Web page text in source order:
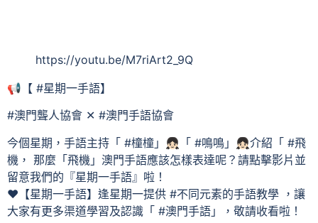
https://youtu.be/M7riArt2_9Q
📢【 #星期一手語】
#澳門聾人協會 ✕ #澳門手語協會
今個星期，手語主持「 #橦橦」👧🏻「 #鳴鳴」👧🏻介紹「 #飛
機， 那麼「飛機」澳門手語應該怎樣表達呢？請點擊影片並
留意我們的『星期一手語』啦！
❤【星期一手語】逢星期一提供 #不同元素的手語教學 ，讓
大家有更多渠道學習及認識「 #澳門手語」，敬請收看啦！